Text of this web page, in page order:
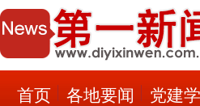
首页 各地要闻 党建